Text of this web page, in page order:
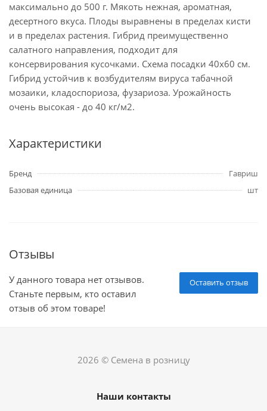
максимально до 500 г. Мякоть нежная, ароматная,
десертного вкуса. Плоды выравнены в пределах кисти
и в пределах растения. Гибрид преимущественно
салатного направления, подходит для
консервирования кусочками. Схема посадки 40х60 см.
Гибрид устойчив к возбудителям вируса табачной
мозаики, кладоспориоза, фузариоза. Урожайность
очень высокая - до 40 кг/м2.
Характеристики
Бренд
Гавриш
Базовая единица
шт
Отзывы
Оставить отзыв
У данного товара нет отзывов.
Станьте первым, кто оставил
отзыв об этом товаре!
2026 © Семена в розницу
Наши контакты